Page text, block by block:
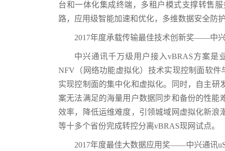
台和一体化集成终端，多租户模式支撑转售
路，应用级智能加速和优化，多维数据安全防
2017年度承载传输最佳技术创新奖——中
中兴通讯千万级用户接入vBRAS方案是
NFV（网络功能虚拟化）技术实现控制面软件
实现控制面的集中化和虚拟化。同时，自主研
案无法满足的海量用户数据同步和备份的性能
效率，降低运维难度，引领城域网虚拟化新
等十多个省份完成转控分离vBRAS现网试点。
2017年度最佳大数据应用奖——中兴通讯